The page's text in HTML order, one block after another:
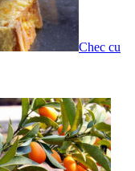
Chec cu